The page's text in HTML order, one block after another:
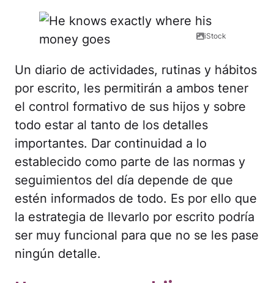
iStock
Un diario de actividades, rutinas y hábitos
por escrito, les permitirán a ambos tener
el control formativo de sus hijos y sobre
todo estar al tanto de los detalles
importantes. Dar continuidad a lo
establecido como parte de las normas y
seguimientos del día depende de que
estén informados de todo. Es por ello que
la estrategia de llevarlo por escrito podría
ser muy funcional para que no se les pase
ningún detalle.